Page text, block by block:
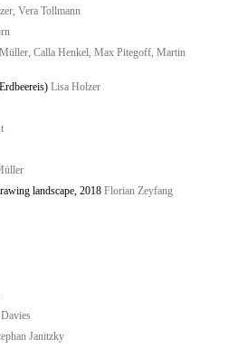
Vera Tollmann
Calla Henkel, Max Pitegoff, Martin
Lisa Holzer
landscape, 2018 Florian Zeyfang
Janitzky